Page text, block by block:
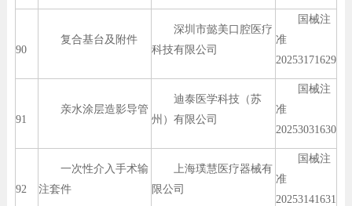
90
复合基台及附件
深圳市懿美口腔医疗
科技有限公司
国械注
准
20253171629
91
亲水涂层造影导管
迪泰医学科技（苏
州）有限公司
国械注
准
20253031630
92
一次性介入手术输
注套件
上海璞慧医疗器械有
限公司
国械注
准
20253141631